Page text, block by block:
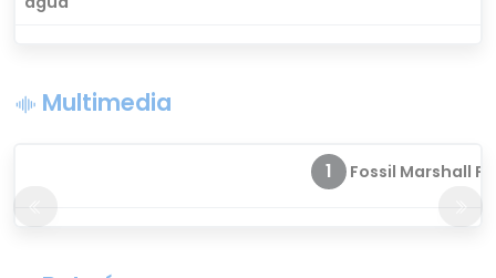
Multimedia
1 Fossil Marshall